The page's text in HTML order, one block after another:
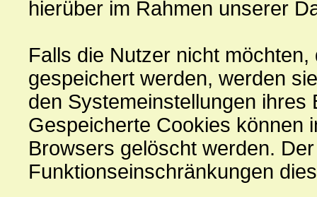
hierüber im Rahmen unserer
Falls die Nutzer nicht
gespeichert werden, werden
den Systemeinstellungen
Gespeicherte Cookies können
Browsers gelöscht werden.
Funktionseinschränkungen